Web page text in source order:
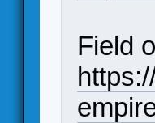
Field